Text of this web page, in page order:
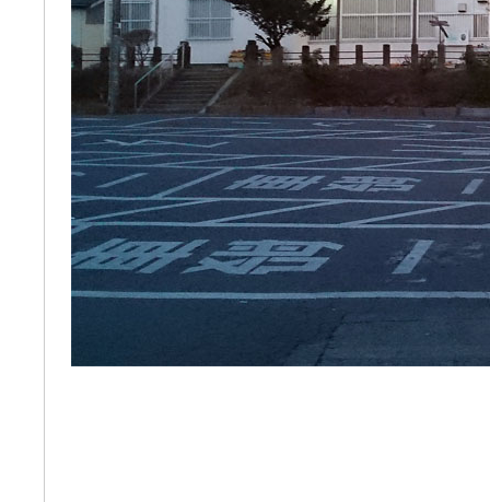
らぎこのだらだら日記帳 - 咲 -saki- / 咲アンテナ杯お疲れ様でした(半
考える凡人 / [咲-Saki-]姉帯豊音の能力考察―暦占という仮説― (04:47)
まいるーむ / よく分かる、有珠山高校！（キャラについてひたすら語
プンスコ！ 野依日和！ - 咲-Saki- / 小蒔「渚のあわあわダブリィレイ
Ethanの色々ゆるじゃん不敗神話 - 咲-Saki- / 哲学的に考えてみる園城
幸咲良し / コメ返しその他 (08:27)
咲の仮blog / 和ちゃん (12:02)
もれ日和 / 一ちゃんのフィギュアと聞いたので (08:30)
読んだらそのままトイレで流して / 【今週の末原ちゃん】咲-Saki-
世紀末麻雀ブログ-じゃんキチ！ / 【咲-saki-】穏乃の良さを俺が「あ
すばらな人生 / 全国編終了！ ところで、すばら先輩はどれくらい出
ハッちゃんの四喜和 - 咲-Saki- / 咲-Saki-全国編 第13話 最終回かぁ
音楽と、人生と、 咲-saki-と。 - 咲-Saki- / こっそり休止、こっそり
ぐりーん哩 - 咲-Saki- / ネリー「ネリーはお金が要るの」
(15:00)
花鳥風月 - 咲-Saki- / やえたんイェイ～ (06:09)